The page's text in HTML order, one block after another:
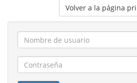
Volver a la página